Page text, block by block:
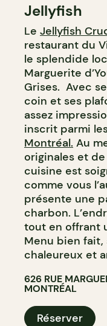
Jellyfish
Le Jellyfish
restaurant du
le splendide
Marguerite
Grises. Avec
coin et ses
assez
inscrit parmi
Montréal. Au
originales et
cuisine est
comme vous
présente une
charbon.
tout en offrant
Menu bien
chaleureux et
626 RUE
MONTRÉAL
Réserver